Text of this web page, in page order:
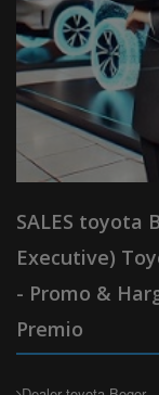
SALES toyota
Executive)
- Promo &
Premio